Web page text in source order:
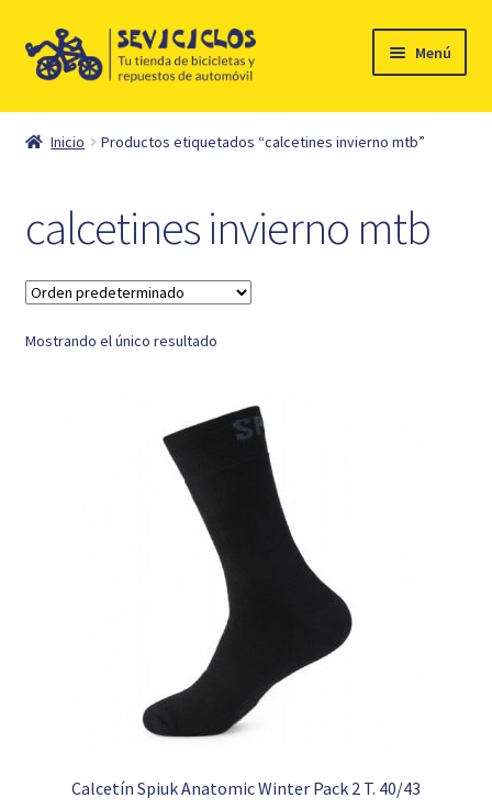
Ir
Ir
al
Menú
Inicio
Automóvil
Mi cuenta
Contacto
Inicio Productos etiquetados “calcetines invierno mtb”
calcetines invierno mtb
Mostrando el único resultado
Calcetín Spiuk Anatomic Winter Pack 2 T. 40/43